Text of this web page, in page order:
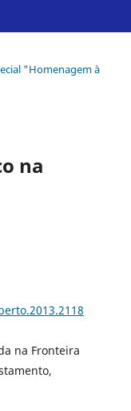
"Homenagem à
na
na Fronteira